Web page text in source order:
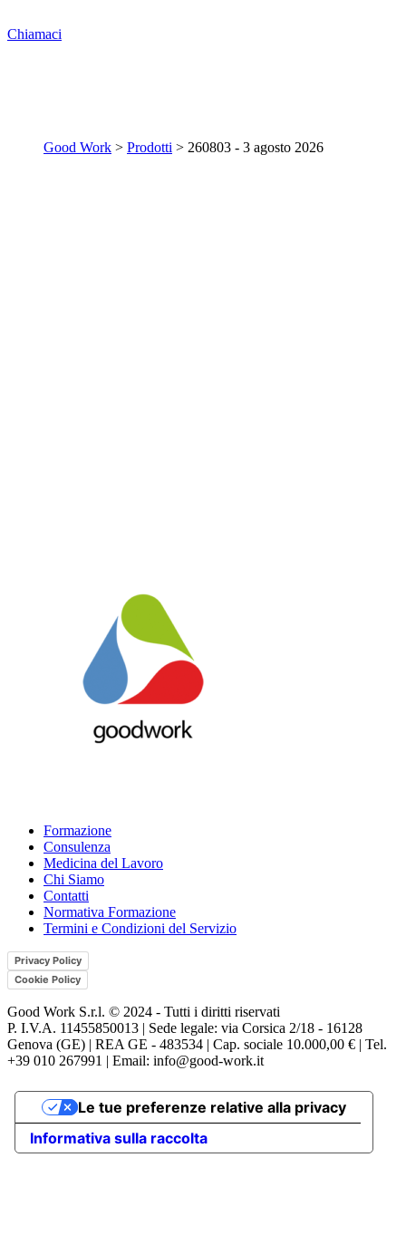
Chiamaci
Good Work > Prodotti > 260803 - 3 agosto 2026
Formazione
Consulenza
Medicina del Lavoro
Chi Siamo
Contatti
Normativa Formazione
Termini e Condizioni del Servizio
Privacy Policy
Cookie Policy
Good Work S.r.l. © 2024 - Tutti i diritti riservati
P. I.V.A. 11455850013 | Sede legale: via Corsica 2/18 - 16128
Genova (GE) | REA GE - 483534 | Cap. sociale 10.000,00 € | Tel.
+39 010 267991 | Email: info@good-work.it
Informativa sulla raccolta
Le tue preferenze relative alla privacy